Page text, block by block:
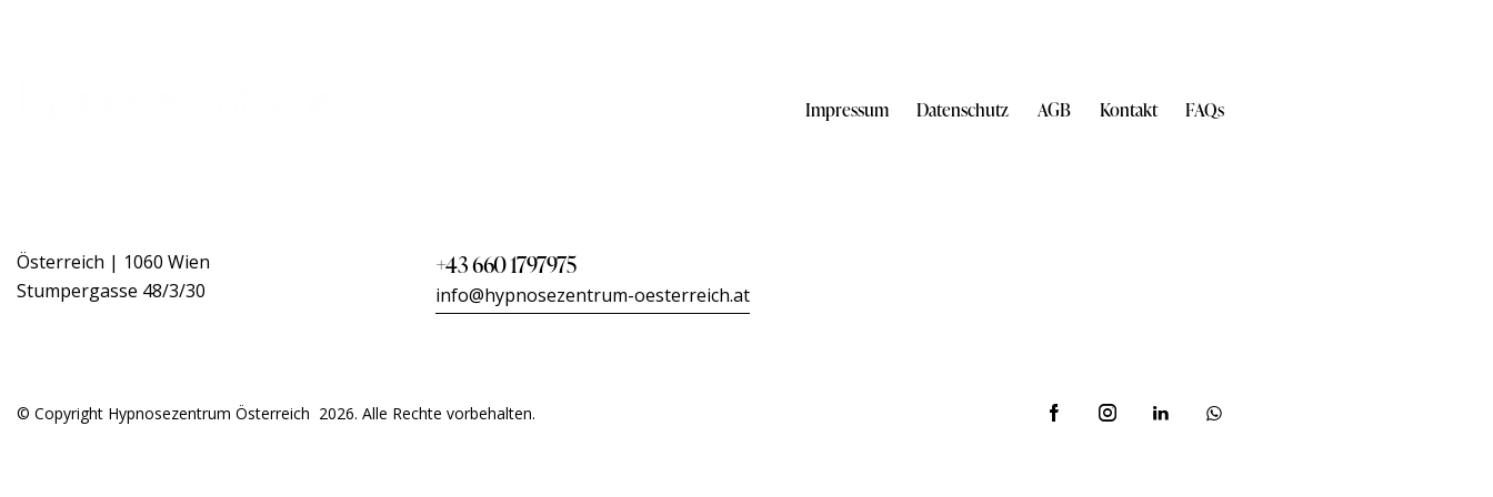
Impressum Datenschutz AGB Kontakt FAQs
Österreich | 1060 Wien
Stumpergasse 48/3/30
+43 660 1797975
info@hypnosezentrum-oesterreich.at
© Copyright Hypnosezentrum Österreich 2026. Alle Rechte vorbehalten.